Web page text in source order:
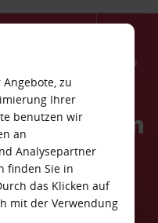
Menü
Flughafen
zu
Ihrer
benutzen wir
an
Analysepartner
finden Sie in
das Klicken auf
mit der Verwendung